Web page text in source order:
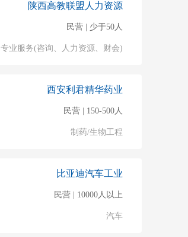
陕西高教联盟人力资源
民营 | 少于50人
专业服务(咨询、人力资源、财会)
西安利君精华药业
民营 | 150-500人
制药/生物工程
比亚迪汽车工业
民营 | 10000人以上
汽车